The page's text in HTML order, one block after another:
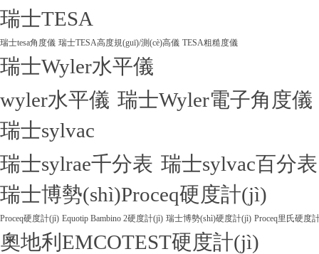
瑞士TESA
瑞士tesa角度儀 瑞士TESA高度規(guī)/測(cè)高儀 TESA粗糙度儀
瑞士Wyler水平儀
wyler水平儀 瑞士Wyler電子角度儀
瑞士sylvac
瑞士sylrae千分表 瑞士sylvac百分表
瑞士博勢(shì)Proceq硬度計(jì)
Proceq硬度計(jì) Equotip Bambino 2硬度計(jì) 瑞士博勢(shì)硬度計(jì) Proceq里氏硬度
奧地利EMCOTEST硬度計(jì)